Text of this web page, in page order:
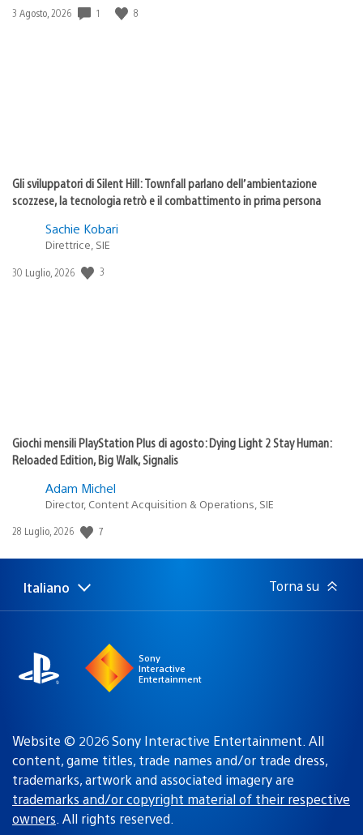
Data
3 Agosto, 2026 1 8
Gli sviluppatori di Silent Hill: Townfall parlano dell’ambientazione
scozzese, la tecnologia retrò e il combattimento in prima persona
Sachie Kobari
Direttrice, SIE
Data
30 Luglio, 2026 3
Giochi mensili PlayStation Plus di agosto: Dying Light 2 Stay Human:
Reloaded Edition, Big Walk, Signalis
Adam Michel
Director, Content Acquisition & Operations, SIE
Data
pubblicazione:
28 Luglio, 2026 7
Seleziona
Regione
Italiano Torna su
Sony
Interactive
Entertainment
Website © 2026 Sony Interactive Entertainment. All
content, game titles, trade names and/or trade dress,
trademarks, artwork and associated imagery are
trademarks and/or copyright material of their respective
owners. All rights reserved.